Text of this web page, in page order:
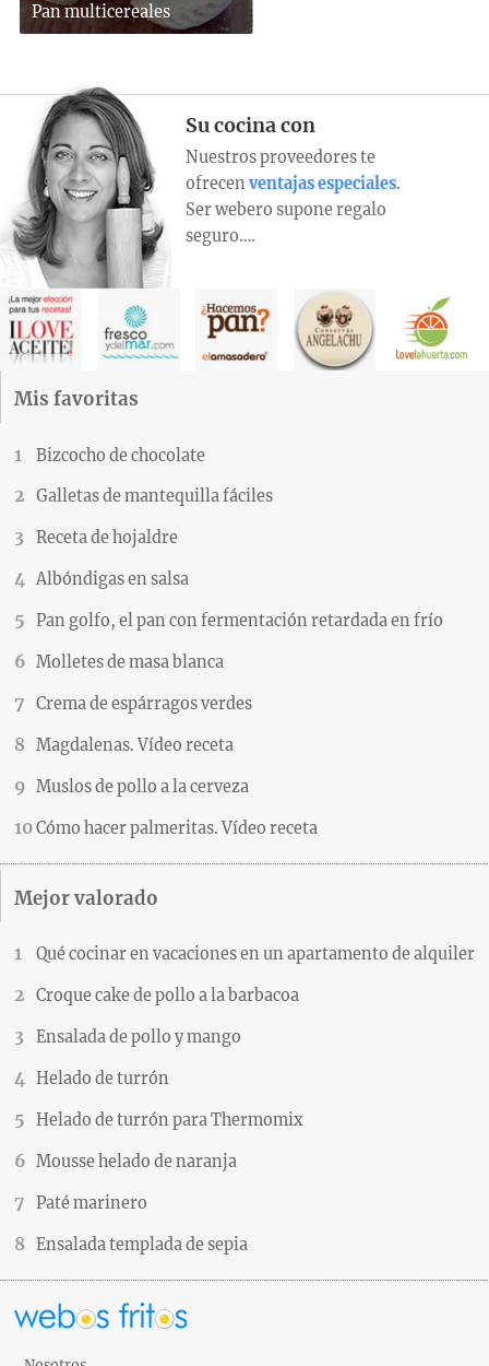
Pan multicereales
Su cocina con
Nuestros proveedores te
ofrecen ventajas especiales.
Ser webero supone regalo
seguro….
Mis favoritas
Bizcocho de chocolate
Galletas de mantequilla fáciles
Receta de hojaldre
Albóndigas en salsa
Pan golfo, el pan con fermentación retardada en frío
Molletes de masa blanca
Crema de espárragos verdes
Magdalenas. Vídeo receta
Muslos de pollo a la cerveza
Cómo hacer palmeritas. Vídeo receta
Mejor valorado
Qué cocinar en vacaciones en un apartamento de alquiler
Croque cake de pollo a la barbacoa
Ensalada de pollo y mango
Helado de turrón
Helado de turrón para Thermomix
Mousse helado de naranja
Paté marinero
Ensalada templada de sepia